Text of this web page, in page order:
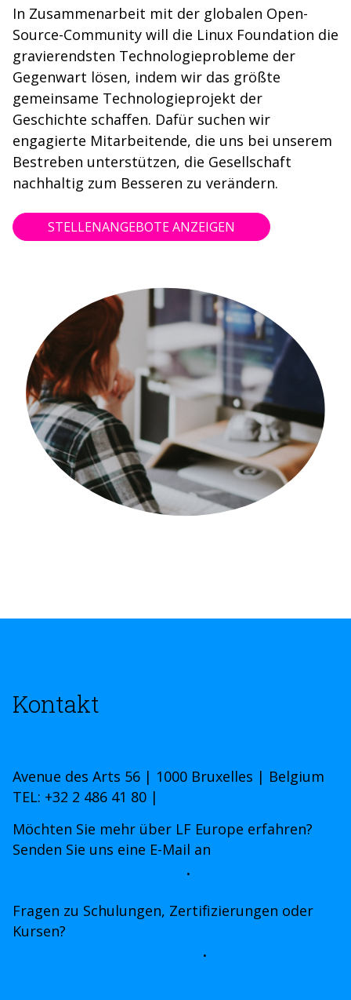
In Zusammenarbeit mit der globalen Open-
Source-Community will die Linux Foundation die
gravierendsten Technologieprobleme der
Gegenwart lösen, indem wir das größte
gemeinsame Technologieprojekt der
Geschichte schaffen. Dafür suchen wir
engagierte Mitarbeitende, die uns bei unserem
Bestreben unterstützen, die Gesellschaft
nachhaltig zum Besseren zu verändern.
STELLENANGEBOTE ANZEIGEN
Kontakt
Avenue des Arts 56 | 1000 Bruxelles | Belgium
TEL: +32 2 486 41 80 |
Möchten Sie mehr über LF Europe erfahren?
Senden Sie uns eine E-Mail an
.
Fragen zu Schulungen, Zertifizierungen oder
Kursen?
.